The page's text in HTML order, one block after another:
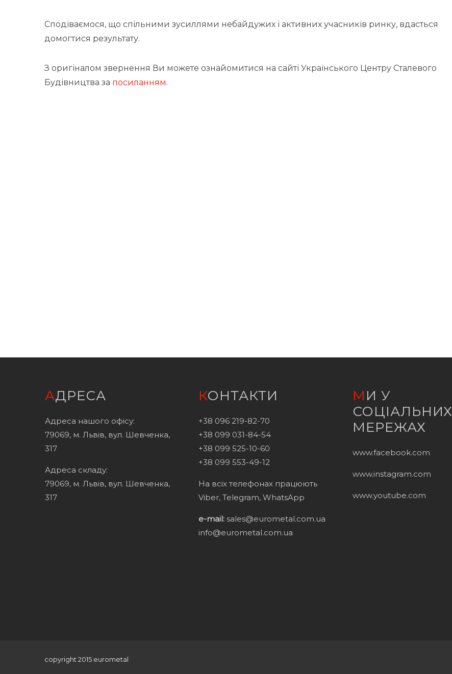
Сподіваємося, що спільними зусиллями небайдужих і активних учасників ринку, вдасться
домогтися результату.
З оригіналом звернення Ви можете ознайомитися на сайті Українського Центру Сталевого
Будівництва за посиланням.
АДРЕСА
Адреса нашого офісу:
79069, м. Львів, вул. Шевченка,
317
Адреса складу:
79069, м. Львів, вул. Шевченка,
317
КОНТАКТИ
+38 096 219-82-70
+38 099 031-84-54
+38 099 525-10-60
+38 099 553-49-12
На всіх телефонах працюють
Viber, Telegram, WhatsApp
e-mail: sales@eurometal.com.ua
info@eurometal.com.ua
МИ У
СОЦІАЛЬНИХ
МЕРЕЖАХ
www.facebook.com
www.instagram.com
www.youtube.com
copyright 2015 eurometal